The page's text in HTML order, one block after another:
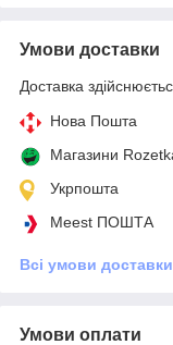
Умови доставки
Доставка
Нова Пошта
Магазини
Укрпошта
Meest ПОШТА
Всі умови доставки
Умови оплати